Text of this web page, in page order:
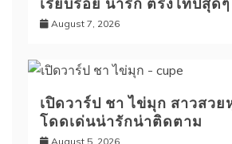
August 7, 2026
เปิดวาร์ป ชา ไข่มุก สาวสว
โดดเด่นน่ารักน่าติดตาม
August 5, 2026